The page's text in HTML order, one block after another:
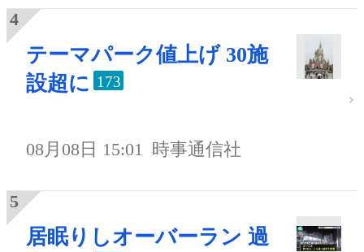
テーマパーク値上げ 30施
設超に 173
08月08日 15:01 時事通信社
居眠りしオーバーラン 過